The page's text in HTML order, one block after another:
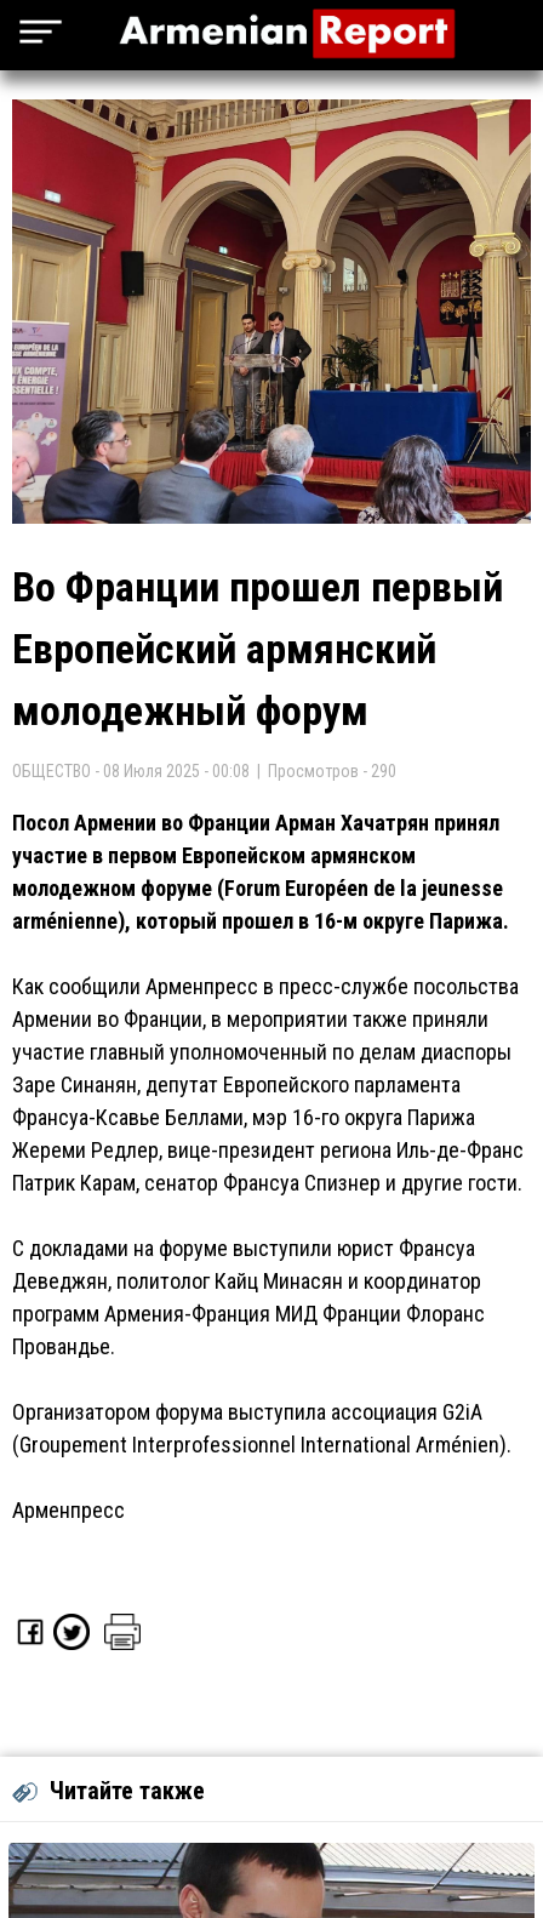
Во Франции прошел первый
Европейский армянский
молодежный форум
ОБЩЕСТВО - 08 Июля 2025 - 00:08 | Просмотров - 290
Посол Армении во Франции Арман Хачатрян принял
участие в первом Европейском армянском
молодежном форуме (Forum Européen de la jeunesse
arménienne), который прошел в 16-м округе Парижа.
Как сообщили Арменпресс в пресс-службе посольства
Армении во Франции, в мероприятии также приняли
участие главный уполномоченный по делам диаспоры
Заре Синанян, депутат Европейского парламента
Франсуа-Ксавье Беллами, мэр 16-го округа Парижа
Жереми Редлер, вице-президент региона Иль-де-Франс
Патрик Карам, сенатор Франсуа Спизнер и другие гости.
С докладами на форуме выступили юрист Франсуа
Деведжян, политолог Кайц Минасян и координатор
программ Армения-Франция МИД Франции Флоранс
Провандье.
Организатором форума выступила ассоциация G2iA
(Groupement Interprofessionnel International Arménien).
Арменпресс
Читайте также